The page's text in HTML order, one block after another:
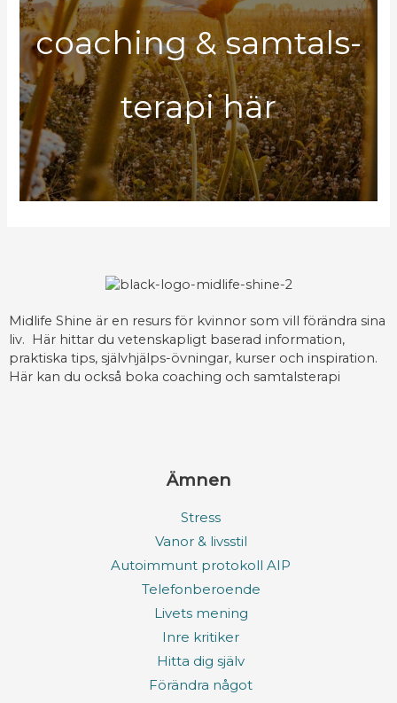
coaching & samtals-
terapi här
Midlife Shine är en resurs för kvinnor som vill förändra sina
liv. Här hittar du vetenskapligt baserad information,
praktiska tips, självhjälps-övningar, kurser och inspiration.
Här kan du också boka coaching och samtalsterapi
Ämnen
Stress
Vanor & livsstil
Autoimmunt protokoll AIP
Telefonberoende
Livets mening
Inre kritiker
Hitta dig själv
Förändra något